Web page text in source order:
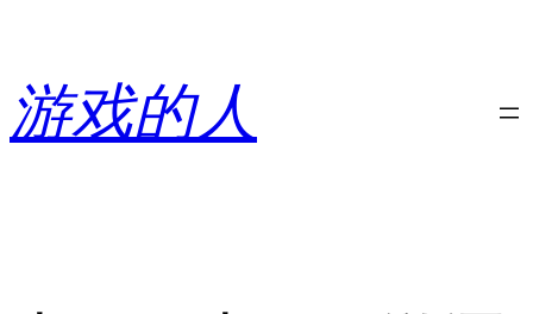
内
容
游戏的人